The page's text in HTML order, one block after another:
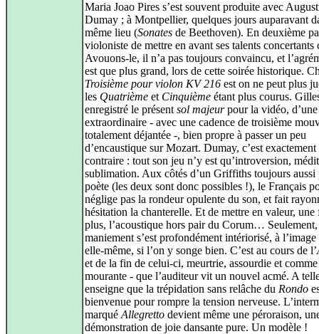
Maria Joao Pires s’est souvent produite avec
Dumay ; à Montpellier, quelques jours auparavant
même lieu (Sonates de Beethoven). En deuxième
violoniste de mettre en avant ses talents concertants
Avouons-le, il n’a pas toujours convaincu, et
est que plus grand, lors de cette soirée historique.
Troisième pour violon KV 216 est on ne peut plus
les Quatrième et Cinquième étant plus courus.
enregistré le présent sol majeurpour la vidéo,
extraordinaire - avec une cadence de troisième
totalement déjantée -, bien propre à passer un peu
d’encaustique sur Mozart. Dumay, c’est exactement
contraire : tout son jeu n’y est qu’introversion,
sublimation. Aux côtés d’un Griffiths toujours aussi
poète (les deux sont donc possibles !), le Français
néglige pas la rondeur opulente du son, et fait
hésitation la chanterelle. Et de mettre en valeur, une
plus, l’acoustique hors pair du Corum…
maniement s’est profondément intériorisé, à l’image
elle-même, si l’on y songe bien. C’est au cours de l’
et de la fin de celui-ci, meurtrie, assourdie et comme
mourante - que l’auditeur vit un nouvel acmé. A
enseigne que la trépidation sans relâche du Rondo
bienvenue pour rompre la tension nerveuse.
marqué Allegretto devient même une péroraison,
démonstration de joie dansante pure. Un modèle !